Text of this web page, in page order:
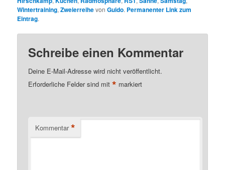
Wintertraining,ZweierreihevonGuido. Permanenter Link zum
Eintrag.
Schreibe einen Kommentar
Deine E-Mail-Adresse wird nicht veröffentlicht.
Erforderliche Felder sind mit* markiert
Kommentar *